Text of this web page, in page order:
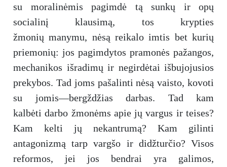
su moralinėmis pagimdė tą sunkų ir opų
socialinį klausimą, tos krypties
žmonių manymu, nėsą reikalo imtis bet kurių
priemonių: jos pagimdytos pramonės pažangos,
mechanikos išradimų ir negirdėtai išbujojusios
prekybos. Tad joms pašalinti nėsą vaisto, kovoti
su jomis—bergždžias darbas. Tad kam
kalbėti darbo žmonėms apie jų vargus ir teises?
Kam kelti jų nekantrumą? Kam gilinti
antagonizmą tarp vargšo ir didžturčio? Visos
reformos, jei jos bendrai yra galimos,